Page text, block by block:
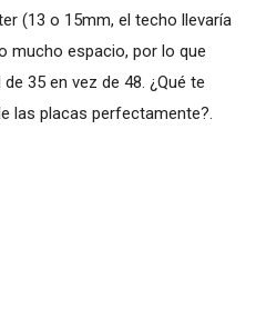
(13 o 15mm, el techo llevaría
mucho espacio, por lo que
35 en vez de 48. ¿Qué te
las placas perfectamente?.